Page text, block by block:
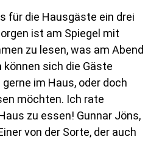
für die Hausgäste ein drei
ist am Spiegel mit
zu lesen, was am Abend
können sich die Gäste
im Haus, oder doch
möchten. Ich rate
zu essen! Gunnar Jöns,
von der Sorte, der auch